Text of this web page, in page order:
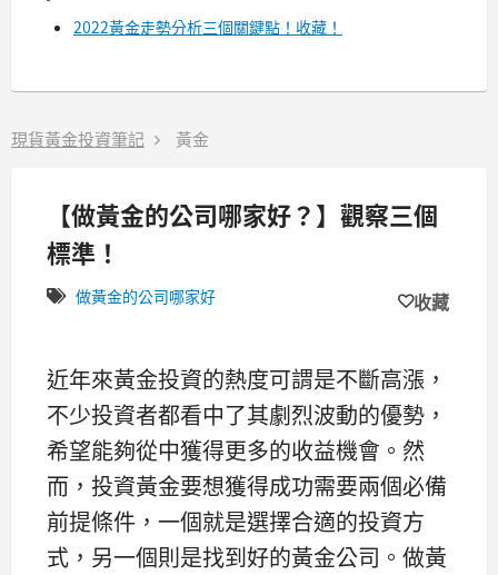
2022黃金走勢分析三個關鍵點！收藏！
現貨黃金投資筆記 黃金
【做黃金的公司哪家好？】觀察三個
標準！
做黃金的公司哪家好 收藏
近年來黃金投資的熱度可謂是不斷高漲，
不少投資者都看中了其劇烈波動的優勢，
希望能夠從中獲得更多的收益機會。然
而，投資黃金要想獲得成功需要兩個必備
前提條件，一個就是選擇合適的投資方
式，另一個則是找到好的黃金公司。做黃